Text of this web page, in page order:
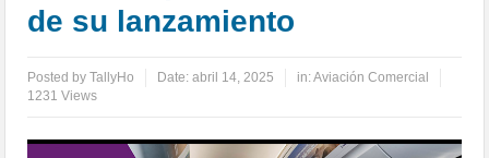
de su lanzamiento
Posted byTallyHo Date:abril 14, 2025 in:Aviación Comercial
1231 Views